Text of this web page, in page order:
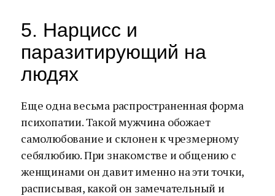
5. Нарцисс и
паразитирующий на
людях
Еще одна весьма распространенная форма
психопатии. Такой мужчина обожает
самолюбование и склонен к чрезмерному
себялюбию. При знакомстве и общению с
женщинами он давит именно на эти точки,
расписывая, какой он замечательный и